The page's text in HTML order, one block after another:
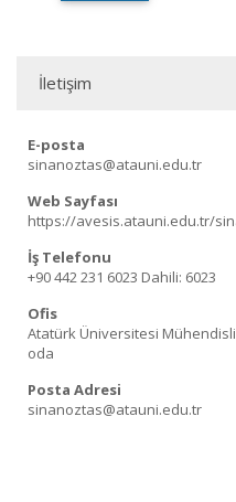
İletişim
E-posta
sinanoztas@atauni.edu.tr
Web Sayfası
https://avesis.atauni.edu.tr/
İş Telefonu
+90 442 231 6023 Dahili: 6023
Ofis
Atatürk Üniversitesi
oda
Posta Adresi
sinanoztas@atauni.edu.tr